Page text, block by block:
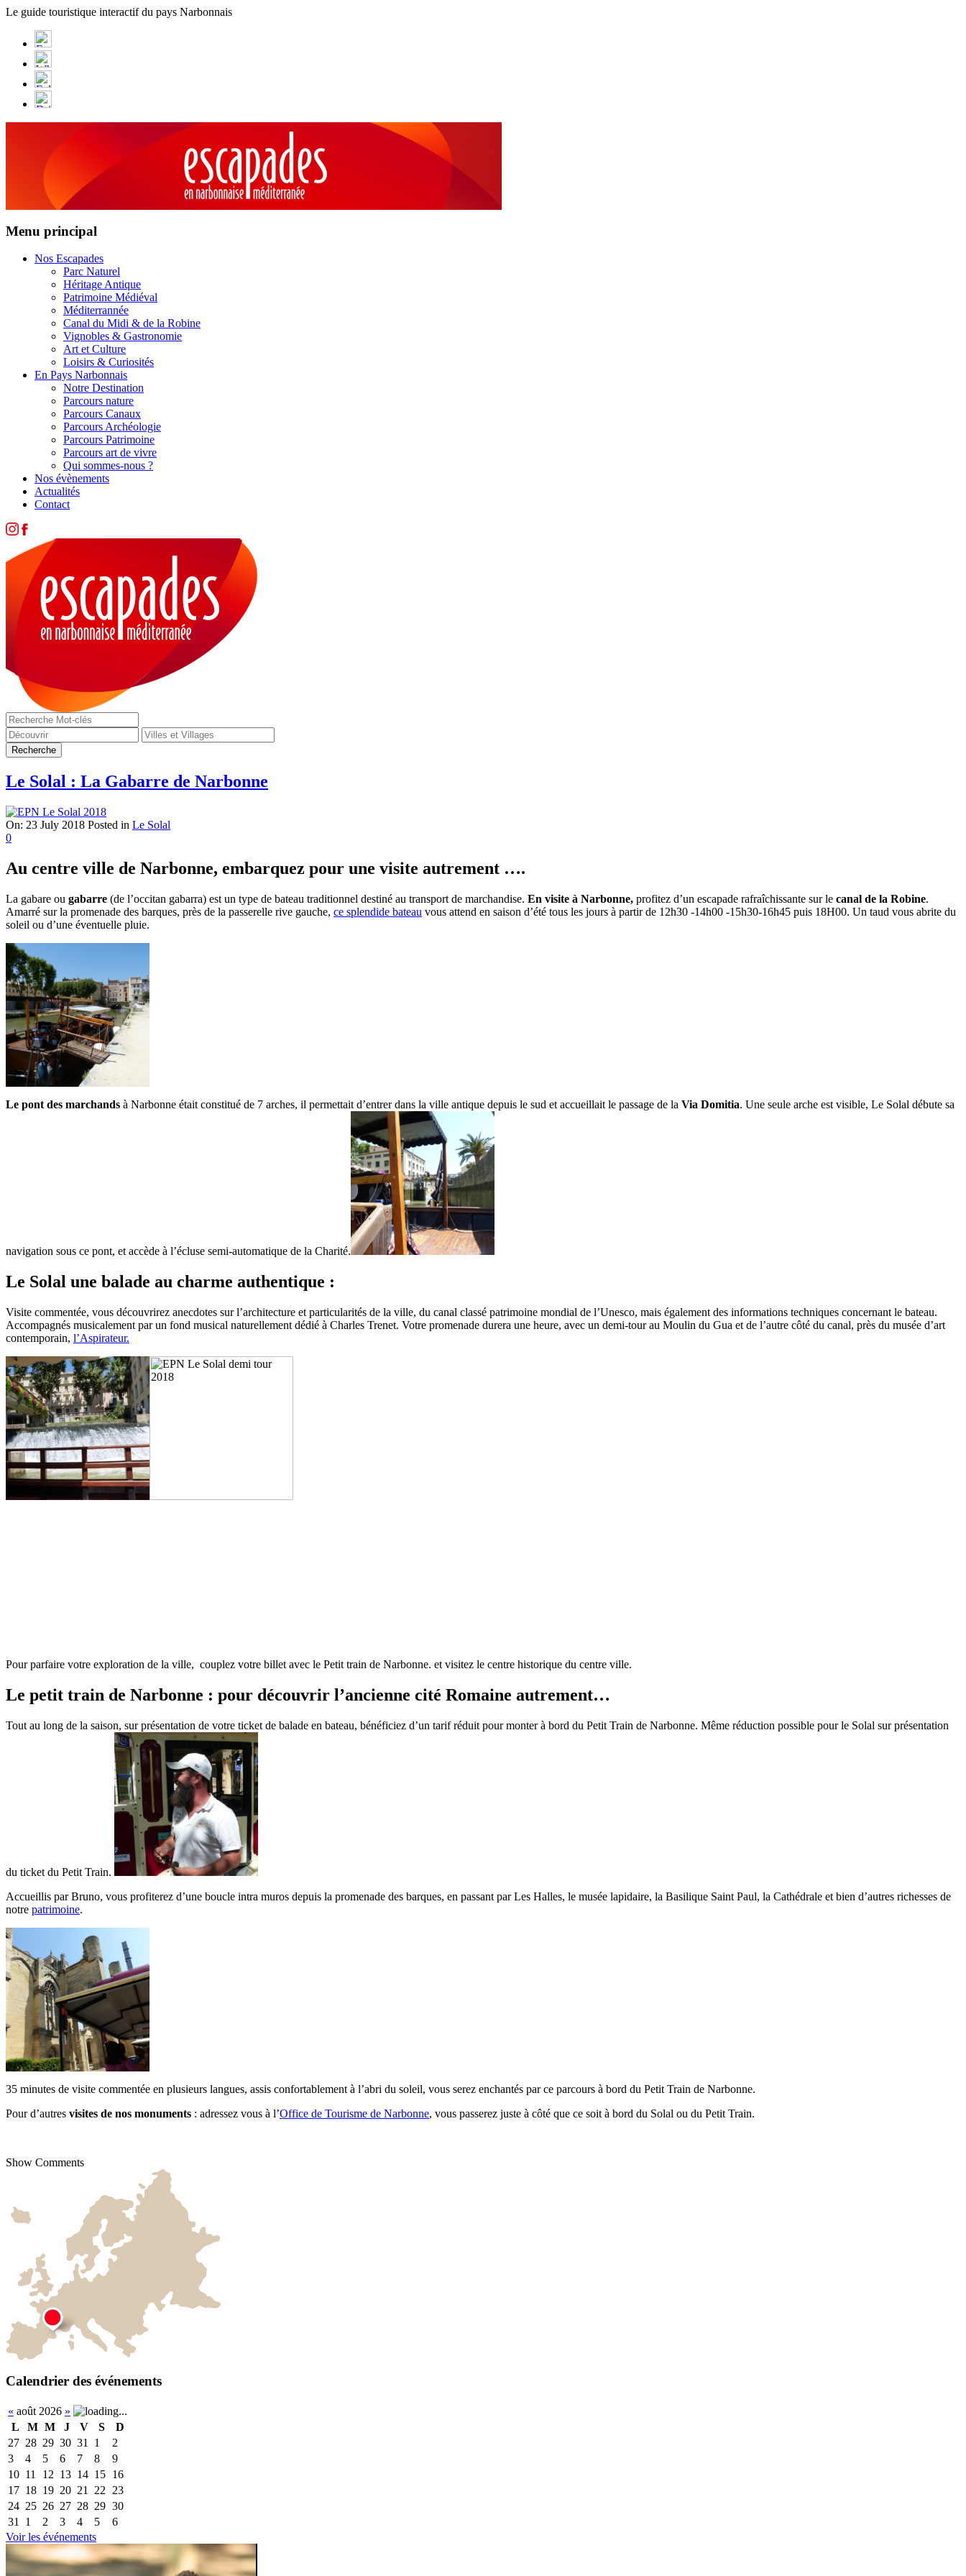
Panneau de gestion des cookies
Le guide touristique interactif du pays Narbonnais
Menu principal
Nos Escapades
Parc Naturel
Héritage Antique
Patrimoine Médiéval
Méditerrannée
Canal du Midi & de la Robine
Vignobles & Gastronomie
Art et Culture
Loisirs & Curiosités
En Pays Narbonnais
Notre Destination
Parcours nature
Parcours Canaux
Parcours Archéologie
Parcours Patrimoine
Parcours art de vivre
Qui sommes-nous ?
Nos évènements
Actualités
Contact
Le Solal : La Gabarre de Narbonne
On: 23 July 2018 Posted in Le Solal
0
Au centre ville de Narbonne, embarquez pour une visite autrement ….
La gabare ou gabarre (de l’occitan gabarra) est un type de bateau traditionnel destiné au transport de marchandise. En visite à Narbonne, profitez d’un escapade rafraîchissante sur le canal de la Robine.
Amarré sur la promenade des barques, près de la passerelle rive gauche, ce splendide bateau vous attend en saison d’été tous les jours à partir de 12h30 -14h00 -15h30-16h45 puis 18H00. Un taud vous abrite du
soleil ou d’une éventuelle pluie.
Le pont des marchands à Narbonne était constitué de 7 arches, il permettait d’entrer dans la ville antique depuis le sud et accueillait le passage de la Via Domitia. Une seule arche est visible, Le Solal débute sa
navigation sous ce pont, et accède à l’écluse semi-automatique de la Charité.
Le Solal une balade au charme authentique :
Visite commentée, vous découvrirez anecdotes sur l’architecture et particularités de la ville, du canal classé patrimoine mondial de l’Unesco, mais également des informations techniques concernant le bateau.
Accompagnés musicalement par un fond musical naturellement dédié à Charles Trenet. Votre promenade durera une heure, avec un demi-tour au Moulin du Gua et de l’autre côté du canal, près du musée d’art
contemporain, l’Aspirateur.
Pour parfaire votre exploration de la ville, couplez votre billet avec le Petit train de Narbonne. et visitez le centre historique du centre ville.
Le petit train de Narbonne : pour découvrir l’ancienne cité Romaine autrement…
Tout au long de la saison, sur présentation de votre ticket de balade en bateau, bénéficiez d’un tarif réduit pour monter à bord du Petit Train de Narbonne. Même réduction possible pour le Solal sur présentation
du ticket du Petit Train.
Accueillis par Bruno, vous profiterez d’une boucle intra muros depuis la promenade des barques, en passant par Les Halles, le musée lapidaire, la Basilique Saint Paul, la Cathédrale et bien d’autres richesses de
notre patrimoine.
35 minutes de visite commentée en plusieurs langues, assis confortablement à l’abri du soleil, vous serez enchantés par ce parcours à bord du Petit Train de Narbonne.
Pour d’autres visites de nos monuments : adressez vous à l’Office de Tourisme de Narbonne, vous passerez juste à côté que ce soit à bord du Solal ou du Petit Train.
Show Comments
Calendrier des événements
« août 2026 »
L
M M J V S
D
27 28 29 30 31 1
2
3
4 5 6 7 8
9
10 11 12 13 14 15 16
17 18 19 20 21 22
23
24 25 26 27 28 29 30
31
1 2 3 4 5
6
Voir les événements